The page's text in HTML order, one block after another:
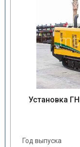
Установка
Год выпуска